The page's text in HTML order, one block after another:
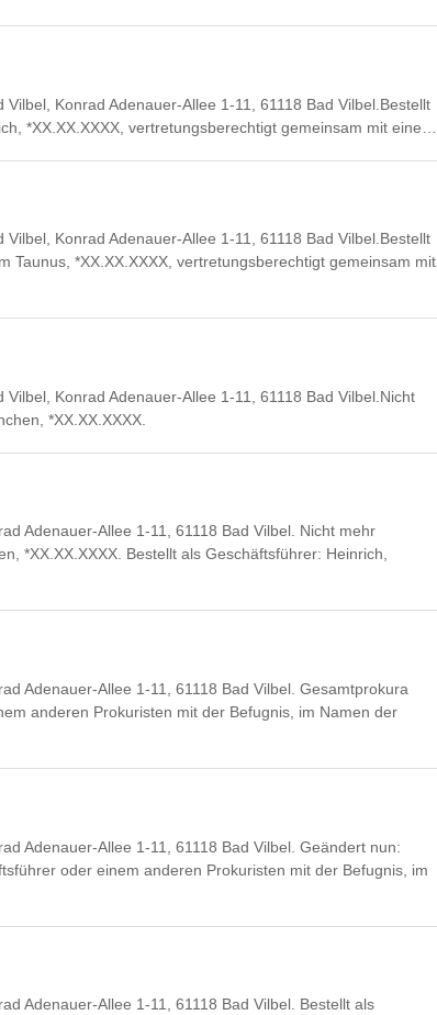
Konrad Adenauer-Allee 1-11, 61118 Bad Vilbel.Bestellt
*XX.XX.XXXX, vertretungsberechtigt gemeinsam mit eine…
Konrad Adenauer-Allee 1-11, 61118 Bad Vilbel.Bestellt
Taunus, *XX.XX.XXXX, vertretungsberechtigt gemeinsam mit
Konrad Adenauer-Allee 1-11, 61118 Bad Vilbel.Nicht
*XX.XX.XXXX.
Adenauer-Allee 1-11, 61118 Bad Vilbel. Nicht mehr
*XX.XX.XXXX. Bestellt als Geschäftsführer: Heinrich,
Adenauer-Allee 1-11, 61118 Bad Vilbel. Gesamtprokura
anderen Prokuristen mit der Befugnis, im Namen der
Adenauer-Allee 1-11, 61118 Bad Vilbel. Geändert nun:
oder einem anderen Prokuristen mit der Befugnis, im
Adenauer-Allee 1-11, 61118 Bad Vilbel. Bestellt als